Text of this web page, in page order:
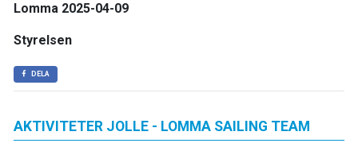
Lomma 2025-04-09
Styrelsen
DELA
AKTIVITETER JOLLE - LOMMA SAILING TEAM